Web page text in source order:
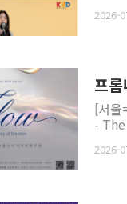
2026-
프
[서울
-
2026-